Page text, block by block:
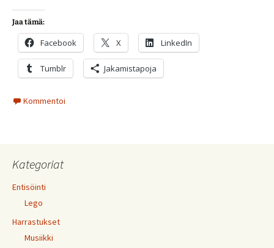
Jaa tämä:
Facebook X LinkedIn
Tumblr Jakamistapoja
Kommentoi
Kategoriat
Entisöinti
Lego
Harrastukset
Musiikki